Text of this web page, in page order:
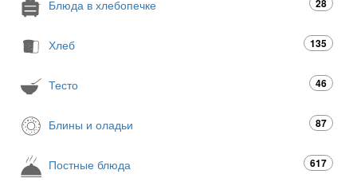
Блюда в хлебопечке 28
Хлеб 135
Тесто 46
Блины и оладьи 87
Постные блюда 617